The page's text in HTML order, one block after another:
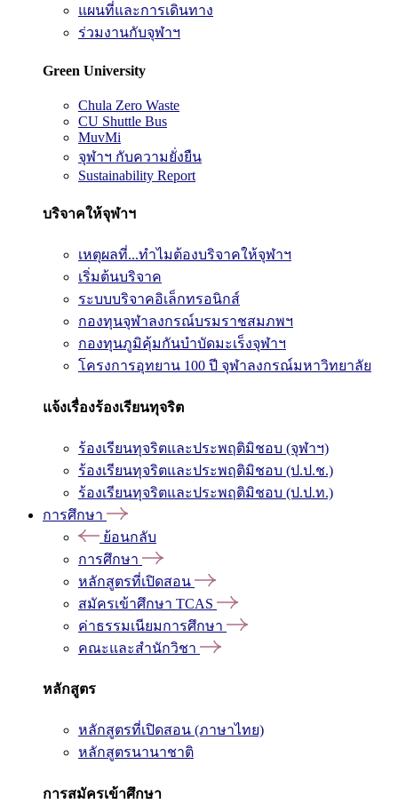
แผนที่และการเดินทาง
ร่วมงานกับจุฬาฯ
Green University
Chula Zero Waste
CU Shuttle Bus
MuvMi
จุฬาฯ กับความยั่งยืน
Sustainability Report
บริจาคให้จุฬาฯ
เหตุผลที่...ทำไมต้องบริจาคให้จุฬาฯ
เริ่มต้นบริจาค
ระบบบริจาคอิเล็กทรอนิกส์
กองทุนจุฬาลงกรณ์บรมราชสมภพฯ
กองทุนภูมิคุ้มกันบำบัดมะเร็งจุฬาฯ
โครงการอุทยาน 100 ปี จุฬาลงกรณ์มหาวิทยาลัย
แจ้งเรื่องร้องเรียนทุจริต
ร้องเรียนทุจริตและประพฤติมิชอบ (จุฬาฯ)
ร้องเรียนทุจริตและประพฤติมิชอบ (ป.ป.ช.)
ร้องเรียนทุจริตและประพฤติมิชอบ (ป.ป.ท.)
การศึกษา
ย้อนกลับ
การศึกษา
หลักสูตรที่เปิดสอน
สมัครเข้าศึกษา TCAS
ค่าธรรมเนียมการศึกษา
คณะและสำนักวิชา
หลักสูตร
หลักสูตรที่เปิดสอน (ภาษาไทย)
หลักสูตรนานาชาติ
การสมัครเข้าศึกษา